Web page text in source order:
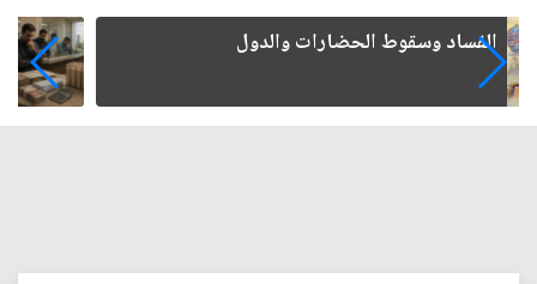
رواتب الموظفين على صفيح ساخن